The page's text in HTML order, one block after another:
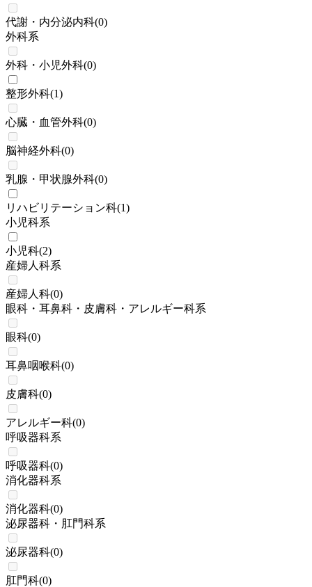
代謝・内分泌内科(0)
外科系
外科・小児外科(0)
整形外科(1)
心臓・血管外科(0)
脳神経外科(0)
乳腺・甲状腺外科(0)
リハビリテーション科(1)
小児科系
小児科(2)
産婦人科系
産婦人科(0)
眼科・耳鼻科・皮膚科・アレルギー科系
眼科(0)
耳鼻咽喉科(0)
皮膚科(0)
アレルギー科(0)
呼吸器科系
呼吸器科(0)
消化器科系
消化器科(0)
泌尿器科・肛門科系
泌尿器科(0)
肛門科(0)